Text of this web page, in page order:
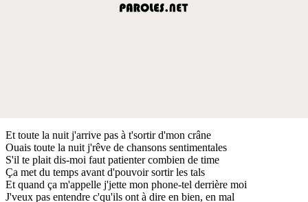
Et toute la nuit j'arrive pas à t'sortir d'mon crâne
Ouais toute la nuit j'rêve de chansons sentimentales
S'il te plait dis-moi faut patienter combien de time
Ça met du temps avant d'pouvoir sortir les tals
Et quand ça m'appelle j'jette mon phone-tel derrière moi
J'veux pas entendre c'qu'ils ont à dire en bien, en mal